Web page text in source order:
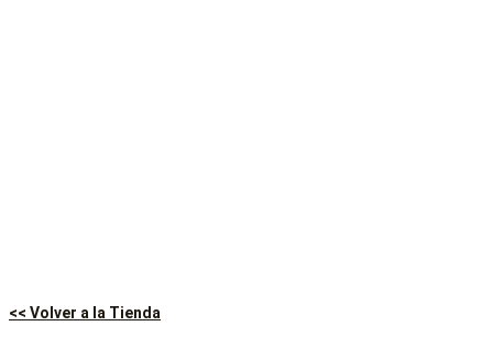
<< Volver a la Tienda